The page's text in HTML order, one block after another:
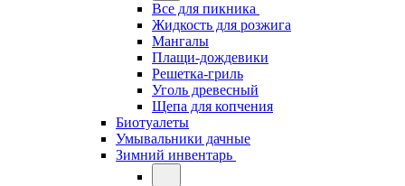
Все для пикника
Жидкость для розжига
Мангалы
Плащи-дождевики
Решетка-гриль
Уголь древесный
Щепа для копчения
Биотуалеты
Умывальники дачные
Зимний инвентарь